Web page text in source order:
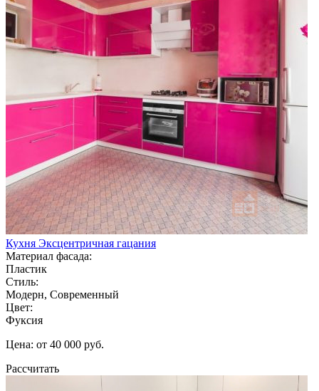
Кухня Эксцентричная гацания
Материал фасада:
Пластик
Стиль:
Модерн, Современный
Цвет:
Фуксия
Цена: от 40 000 руб.
Рассчитать